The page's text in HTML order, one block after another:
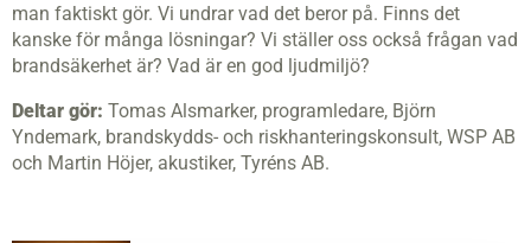
man faktiskt gör. Vi undrar vad det beror på. Finns det
kanske för många lösningar? Vi ställer oss också frågan vad
brandsäkerhet är? Vad är en god ljudmiljö?
Deltar gör: Tomas Alsmarker, programledare, Björn
Yndemark, brandskydds- och riskhanteringskonsult, WSP AB
och Martin Höjer, akustiker, Tyréns AB.